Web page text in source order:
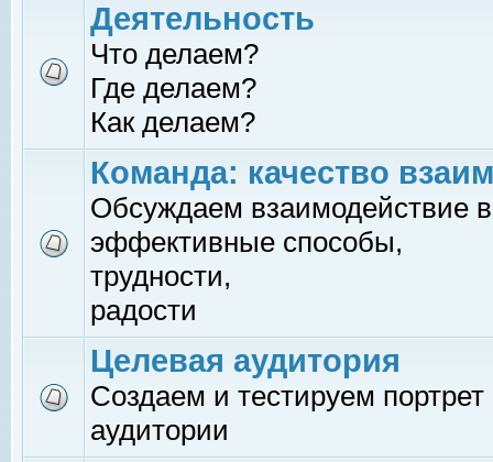
Деятельность
Что делаем?
Где делаем?
Как делаем?
Команда: качество
Обсуждаем взаимодействие
эффективные способы,
трудности,
радости
Целевая аудитория
Создаем и тестируем
аудитории